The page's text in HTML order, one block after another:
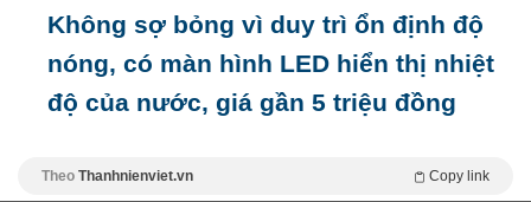
Không sợ bỏng vì duy trì ổn định độ
nóng, có màn hình LED hiển thị nhiệt
độ của nước, giá gần 5 triệu đồng
Theo Thanhnienviet.vn Copy link